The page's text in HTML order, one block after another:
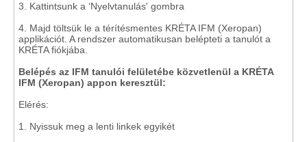
3. Kattintsunk a ‘Nyelvtanulás' gombra
4. Majd töltsük le a térítésmentes KRÉTA IFM (Xeropan)
applikációt. A rendszer automatikusan belépteti a tanulót a
KRÉTA fiókjába.
Belépés az IFM tanulói felületébe közvetlenül a KRÉTA
IFM (Xeropan) appon keresztül:
Elérés:
1. Nyissuk meg a lenti linkek egyikét